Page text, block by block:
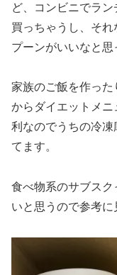
ど、コンビニでラ
買っちゃうし、そ
プーンがいいなと思
家族のご飯を作っ
からダイエットメ
利なのでうちの冷
てます。
食べ物系のサブス
いと思うので参考に